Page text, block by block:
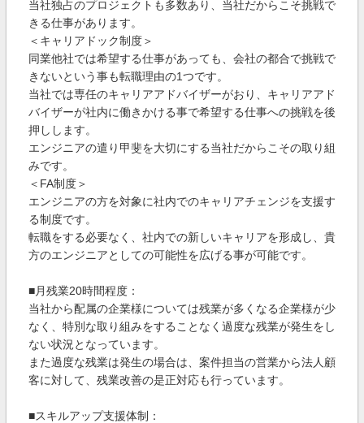
当社独占のプロジェクトも多数あり、当社だからこそ挑戦で
きる仕事があります。
＜キャリアドック制度＞
同業他社では希望する仕事があっても、会社の都合で挑戦で
きないという事も転職理由の1つです。
当社では専任のキャリアアドバイザーがおり、キャリアアド
バイザーが社内に働きかける事で希望する仕事への挑戦を後
押しします。
エンジニアの遣り甲斐を大切にする当社だからこその取り組
みです。
＜FA制度＞
エンジニアの方を対象に社内でのキャリアチェンジを支援す
る制度です。
転職をする必要なく、社内での新しいキャリアを形成し、貴
方のエンジニアとしての可能性を広げる事が可能です。
■月残業20時間程度：
当社から配属の企業様については残業が多くなる企業様が少
なく、特別な取り組みをすることなく過度な残業が発生をし
ない状況となっています。
また過度な残業は発生の場合は、案件担当の営業から法人顧
客に対して、残業改善の是正対応も行っています。
■スキルアップ支援体制：